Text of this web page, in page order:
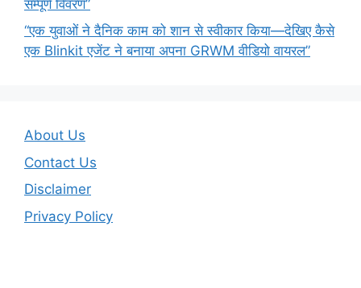
सम्पूर्ण विवरण”
“एक युवाओं ने दैनिक काम को शान से स्वीकार किया—देखिए कैसे
एक Blinkit एजेंट ने बनाया अपना GRWM वीडियो वायरल”
About Us
Contact Us
Disclaimer
Privacy Policy